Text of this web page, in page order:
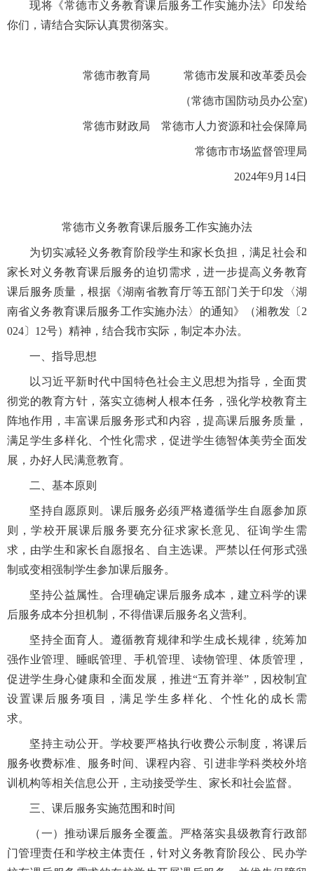
现将《常德市义务教育课后服务工作实施办法》印发给
你们，请结合实际认真贯彻落实。
常德市教育局 常德市发展和改革委员会
（常德市国防动员办公室)
常德市财政局 常德市人力资源和社会保障局
常德市市场监督管理局
2024年9月14日
常德市义务教育课后服务工作实施办法
为切实减轻义务教育阶段学生和家长负担，满足社会和
家长对义务教育课后服务的迫切需求，进一步提高义务教育
课后服务质量，根据《湖南省教育厅等五部门关于印发〈湖
南省义务教育课后服务工作实施办法〉的通知》（湘教发〔2
024〕12号）精神，结合我市实际，制定本办法。
一、指导思想
以习近平新时代中国特色社会主义思想为指导，全面贯
彻党的教育方针，落实立德树人根本任务，强化学校教育主
阵地作用，丰富课后服务形式和内容，提高课后服务质量，
满足学生多样化、个性化需求，促进学生德智体美劳全面发
展，办好人民满意教育。
二、基本原则
坚持自愿原则。课后服务必须严格遵循学生自愿参加原
则，学校开展课后服务要充分征求家长意见、征询学生需
求，由学生和家长自愿报名、自主选课。严禁以任何形式强
制或变相强制学生参加课后服务。
坚持公益属性。合理确定课后服务成本，建立科学的课
后服务成本分担机制，不得借课后服务名义营利。
坚持全面育人。遵循教育规律和学生成长规律，统筹加
强作业管理、睡眠管理、手机管理、读物管理、体质管理，
促进学生身心健康和全面发展，推进“五育并举”，因校制宜
设置课后服务项目，满足学生多样化、个性化的成长需
求。
坚持主动公开。学校要严格执行收费公示制度，将课后
服务收费标准、服务时间、课程内容、引进非学科类校外培
训机构等相关信息公开，主动接受学生、家长和社会监督。
三、课后服务实施范围和时间
（一）推动课后服务全覆盖。严格落实县级教育行政部
门管理责任和学校主体责任，针对义务教育阶段公、民办学